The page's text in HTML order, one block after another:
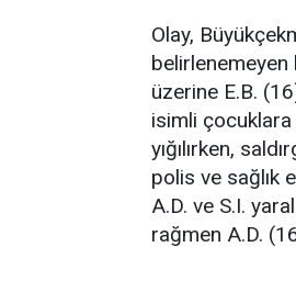
Olay,
belirlenemeyen
üzerine E.B.
isimli çocuklara
yığılırken,
polis ve sağlık
A.D. ve S.I.
rağmen A.D.